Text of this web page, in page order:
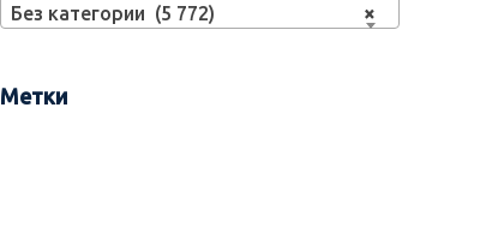
×
Без категории (5 772)
Метки